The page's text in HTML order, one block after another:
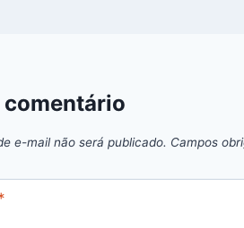
comentário
e-mail não será publicado. Campos